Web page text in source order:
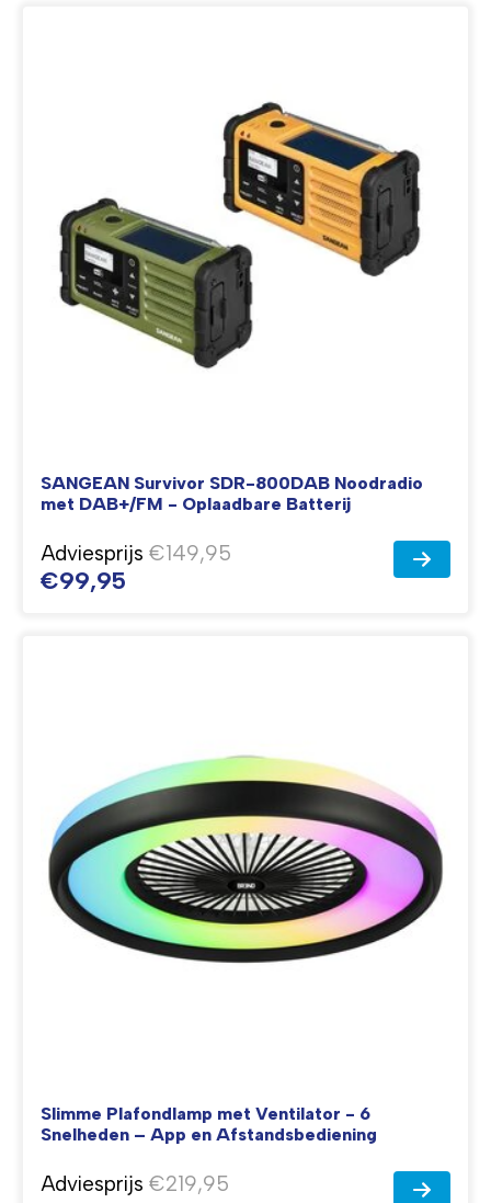
SANGEAN Survivor SDR-800DAB Noodradio
met DAB+/FM - Oplaadbare Batterij
Adviesprijs €149,95
€99,95
Slimme Plafondlamp met Ventilator - 6
Snelheden – App en Afstandsbediening
Adviesprijs €219,95